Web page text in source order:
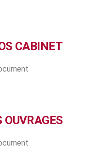
CABINET
OUVRAGES